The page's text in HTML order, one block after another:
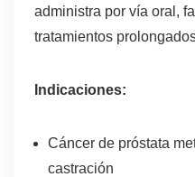
administra por vía oral,
tratamientos
Indicaciones:
Cáncer de próstata
castración